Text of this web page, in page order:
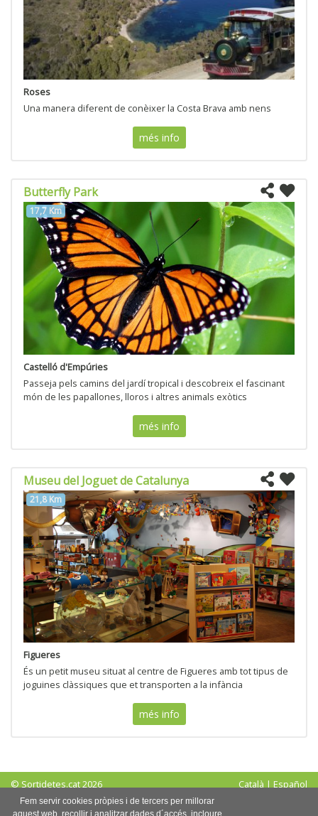
Roses
Una manera diferent de conèixer la Costa Brava amb nens
més info
Butterfly Park
17,7 Km
Castelló d'Empúries
Passeja pels camins del jardí tropical i descobreix el fascinant
món de les papallones, lloros i altres animals exòtics
més info
Museu del Joguet de Catalunya
21,8 Km
Figueres
És un petit museu situat al centre de Figueres amb tot tipus de
joguines clàssiques que et transporten a la infància
més info
© Sortidetes.cat 2026 Català | Español
Avís legal|Política de privadesa|Política de cookies
Fem servir cookies pròpies i de tercers per millorar
aquest web, recollir i analitzar dades d´accés, incloure